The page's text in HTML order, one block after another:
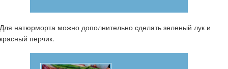
Для натюрморта можно дополнительно сделать зеленый лук и
красный перчик.